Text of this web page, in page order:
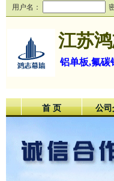
用户名：
江苏
铝单板,氟碳
首 页 公司